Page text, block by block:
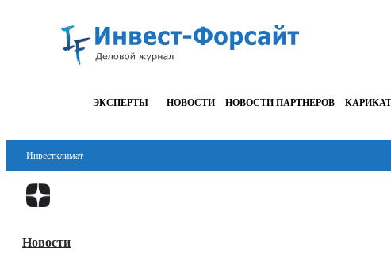
ЭКСПЕРТЫ НОВОСТИ НОВОСТИ ПАРТНЕРОВ
Инвестклимат
Финансы
Блокчейн
Новости